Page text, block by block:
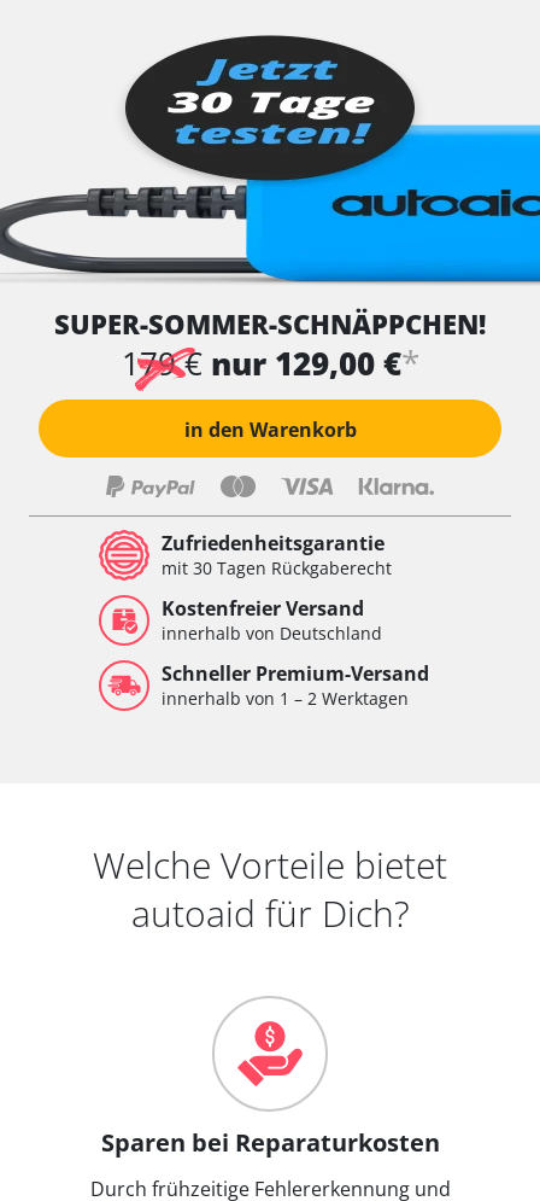
SUPER-SOMMER-SCHNÄPPCHEN!
179 € nur 129,00 €*
in den Warenkorb
Zufriedenheitsgarantie
mit 30 Tagen Rückgaberecht
Kostenfreier Versand
innerhalb von Deutschland
Schneller Premium-Versand
innerhalb von 1 – 2 Werktagen
Welche Vorteile bietet
autoaid für Dich?
Sparen bei Reparaturkosten
Durch frühzeitige Fehlererkennung und